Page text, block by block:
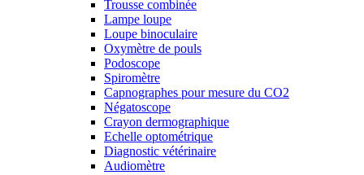
Trousse combinée
Lampe loupe
Loupe binoculaire
Oxymètre de pouls
Podoscope
Spiromètre
Capnographes pour mesure du CO2
Négatoscope
Crayon dermographique
Echelle optométrique
Diagnostic vétérinaire
Audiomètre